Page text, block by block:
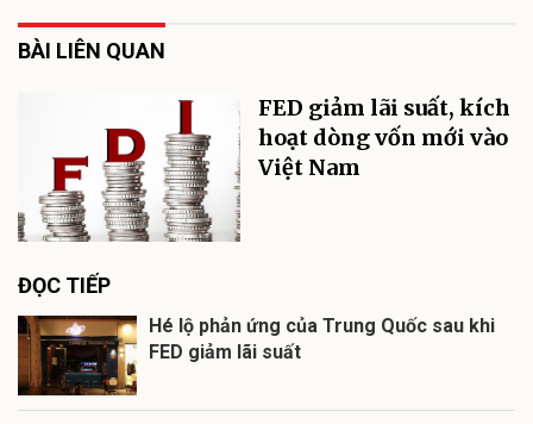
BÀI LIÊN QUAN
FED giảm lãi suất, kích
hoạt dòng vốn mới vào
Việt Nam
ĐỌC TIẾP
Hé lộ phản ứng của Trung Quốc sau khi
FED giảm lãi suất